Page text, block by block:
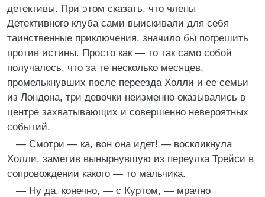
детективы. При этом сказать, что члены
Детективного клуба сами выискивали для себя
таинственные приключения, значило бы погрешить
против истины. Просто как — то так само собой
получалось, что за те несколько месяцев,
промелькнувших после переезда Холли и ее семьи
из Лондона, три девочки неизменно оказывались в
центре захватывающих и совершенно невероятных
событий.
— Смотри — ка, вон она идет! — воскликнула
Холли, заметив вынырнувшую из переулка Трейси в
сопровождении какого — то мальчика.
— Ну да, конечно, — с Куртом, — мрачно